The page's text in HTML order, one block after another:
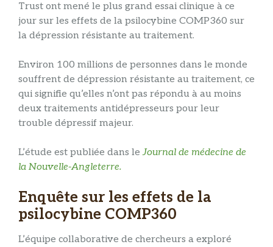
Trust ont mené le plus grand essai clinique à ce
jour sur les effets de la psilocybine COMP360 sur
la dépression résistante au traitement.
Environ 100 millions de personnes dans le monde
souffrent de dépression résistante au traitement, ce
qui signifie qu’elles n’ont pas répondu à au moins
deux traitements antidépresseurs pour leur
trouble dépressif majeur.
L’étude est publiée dans leJournal de médecine de
la Nouvelle-Angleterre.
Enquête sur les effets de la
psilocybine COMP360
L’équipe collaborative de chercheurs a exploré